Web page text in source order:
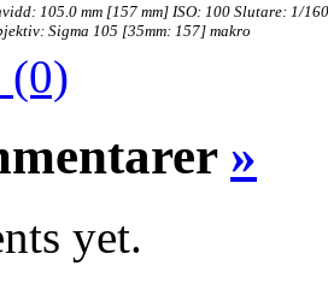
105.0 mm [157 mm] ISO: 100 Slutare: 1/
Sigma 105 [35mm: 157] makro
(0)
»
yet.